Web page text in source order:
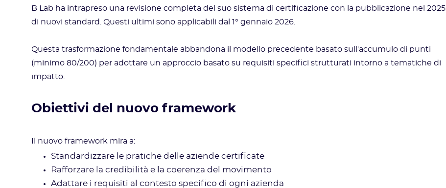
B Lab ha intrapreso una revisione completa del suo sistema di certificazione con la pubblicazione nel 2025
di nuovi standard. Questi ultimi sono applicabili dal 1° gennaio 2026.
Questa trasformazione fondamentale abbandona il modello precedente basato sull'accumulo di punti
(minimo 80/200) per adottare un approccio basato su requisiti specifici strutturati intorno a tematiche di
impatto.
Obiettivi del nuovo framework
Il nuovo framework mira a:
Standardizzare le pratiche delle aziende certificate
Rafforzare la credibilità e la coerenza del movimento
Adattare i requisiti al contesto specifico di ogni azienda